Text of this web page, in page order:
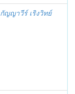
กัญญาวีร์ เริงวิทย์